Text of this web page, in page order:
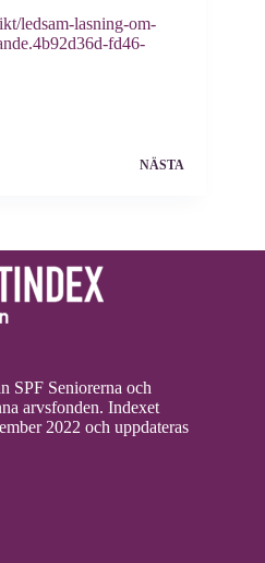
ledsam-lasning-om-
fd46-
NÄSTA
SPF Seniorerna och
arvsfonden. Indexet
2022 och uppdateras